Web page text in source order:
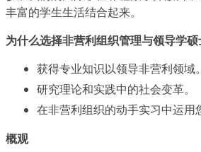
丰富的学生生活结合起来。
为什么选择非营利组织管理与领导学硕
获得专业知识以领导非营利领域。
研究理论和实践中的社会变革。
在非营利组织的动手实习中运用
概观